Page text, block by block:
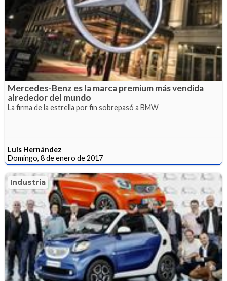
Mercedes-Benz es la marca premium más vendida
alrededor del mundo
La firma de la estrella por fin sobrepasó a BMW
Luis Hernández
Domingo, 8 de enero de 2017
Industria